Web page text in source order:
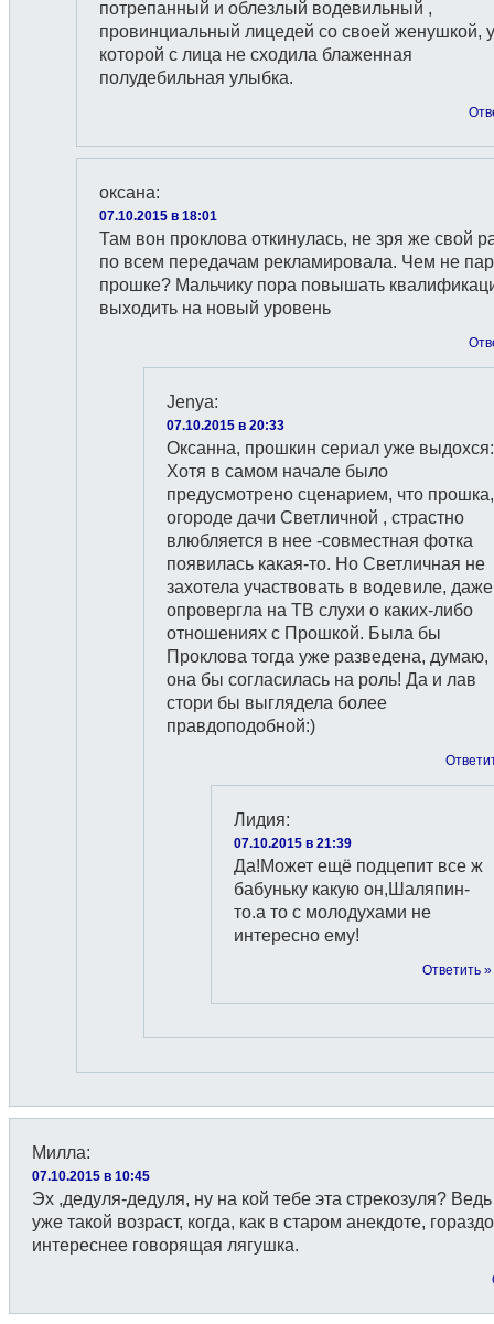
потрепанный и облезлый водевильный ,
провинциальный лицедей со своей женушкой, у
которой с лица не сходила блаженная
полудебильная улыбка.
оксана:
07.10.2015 в 18:01
Там вон проклова откинулась, не зря же свой
по всем передачам рекламировала. Чем не
прошке? Мальчику пора повышать
выходить на новый уровень
Jenya:
07.10.2015 в 20:33
Оксанна, прошкин сериал уже
Хотя в самом начале было
предусмотрено сценарием, что
огороде дачи Светличной , страстно
влюбляется в нее -совместная фотка
появилась какая-то. Но Светличная не
захотела участвовать в водевиле, даже
опровергла на ТВ слухи о каких-либо
отношениях с Прошкой. Была бы
Проклова тогда уже разведена, думаю,
она бы согласилась на роль! Да и лав
стори бы выглядела более
правдоподобной:)
Лидия:
07.10.2015 в 21:39
Да!Может ещё подцепит все ж
бабуньку какую он,Шаляпин-
то.а то с молодухами не
интересно ему!
Ответить »
Милла:
07.10.2015 в 10:45
Эх ,дедуля-дедуля, ну на кой тебе эта стрекозуля?
уже такой возраст, когда, как в старом анекдоте, гораздо
интереснее говорящая лягушка.